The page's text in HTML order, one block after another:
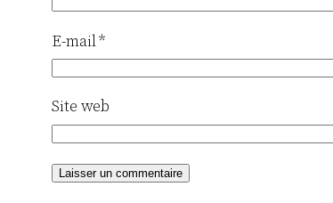
E-mail*
Site web